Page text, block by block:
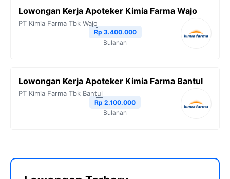
Lowongan Kerja Apoteker Kimia Farma Wajo
PT Kimia Farma Tbk Wajo
Rp 3.400.000
Bulanan
Lowongan Kerja Apoteker Kimia Farma Bantul
PT Kimia Farma Tbk Bantul
Rp 2.100.000
Bulanan